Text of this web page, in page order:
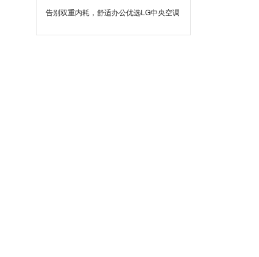
告别双重内耗，舒适办公优选LG中央空调